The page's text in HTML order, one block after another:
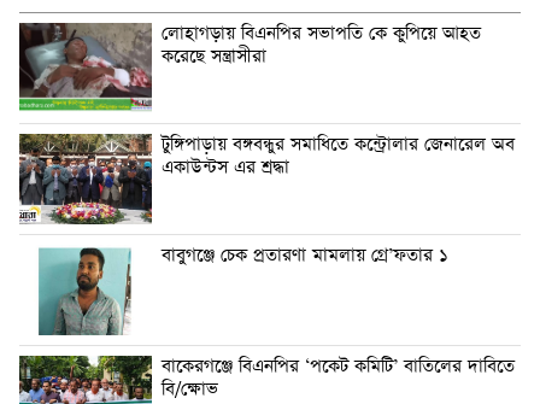
লোহাগড়ায় বিএনপির সভাপতি কে কুপিয়ে আহত
করেছে সন্ত্রাসীরা
টুঙ্গিপাড়ায় বঙ্গবন্ধুর সমাধিতে কন্ট্রোলার জেনারেল অব
একাউন্টস এর শ্রদ্ধা
বাবুগঞ্জে চেক প্রতারণা মামলায় গ্রে’ফতার ১
বাকেরগঞ্জে বিএনপির ‘পকেট কমিটি’ বাতিলের দাবিতে
বি/ক্ষোভ